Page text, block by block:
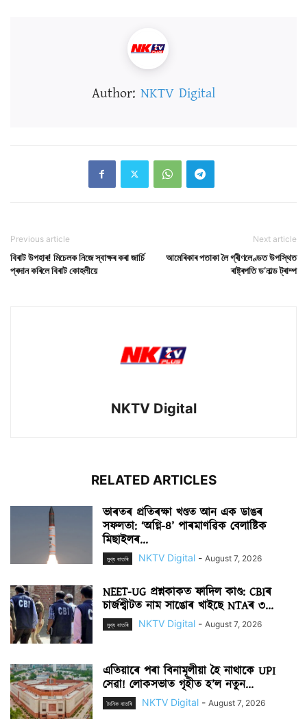
Author: NKTV Digital
Previous article
বিৰাট উপহাৰ! মিচেলক নিজে স্বাক্ষৰ কৰা জাৰ্চি
প্ৰদান কৰিলে বিৰাট কোহলীয়ে
Next article
আমেৰিকাৰ পতাকা লৈ গ্ৰীণলেণ্ডত উপস্থিত
ৰাষ্ট্ৰপতি ড’নাল্ড ট্ৰাম্প
NKTV Digital
RELATED ARTICLES
ভাৰতৰ প্ৰতিৰক্ষা খণ্ডত আন এক ডাঙৰ
সফলতা: ‘অগ্নি-৪’ পাৰমাণৱিক বেলাষ্টিক
মিছাইলৰ...
মুখ্য বাতৰি NKTV Digital - August 7, 2026
NEET-UG প্ৰশ্নকাকত ফাদিল কাণ্ড: CBIৰ
চাৰ্জশ্বীটত নাম সাঙোৰ খাইছে NTAৰ ৩...
মুখ্য বাতৰি NKTV Digital - August 7, 2026
এতিয়াৰে পৰা বিনামূলীয়া হৈ নাথাকে UPI
সেৱা! লোকসভাত গৃহীত হ’ল নতুন...
দৈনিক বাতৰি NKTV Digital - August 7, 2026